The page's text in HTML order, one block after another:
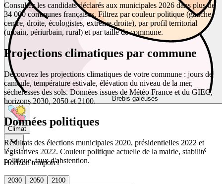
Brebis galeuses
Climat
Horizon temporel
2030 2050
2100
Consultez les candidats déclarés aux municipales 2026 dans plus de
34 000 communes françaises. Filtrez par couleur politique (gauche,
centre, droite, écologistes, extrême-droite), par profil territorial
(urbain, périurbain, rural) et par taille de commune.
Projections climatiques par commune
Découvrez les projections climatiques de votre commune : jours de
canicule, température estivale, élévation du niveau de la mer,
sécheresses des sols. Données issues de Météo France et du GIEC,
horizons 2030, 2050 et 2100.
Données politiques
Résultats des élections municipales 2020, présidentielles 2022 et
législatives 2022. Couleur politique actuelle de la mairie, stabilité
politique, taux d'abstention.